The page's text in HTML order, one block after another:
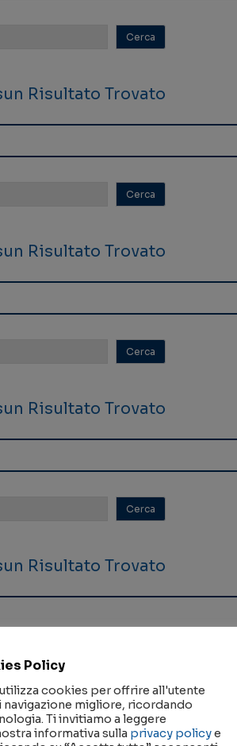
Risultato Trovato
Risultato Trovato
Risultato Trovato
Risultato Trovato
Policy
cookies per offrire all'utente
navigazione migliore, ricordando
Ti invitiamo a leggere
informativa sulla privacy policye